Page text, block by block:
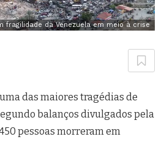
fragilidade da Venezuela em meio à crise
das maiores tragédias de
balanços divulgados pela
pessoas morreram em